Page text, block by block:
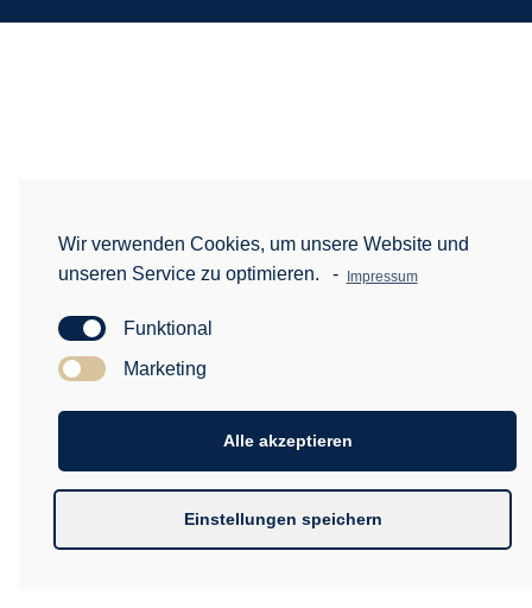
Wir verwenden Cookies, um unsere Website und
unseren Service zu optimieren.
- Impressum
Funktional
Marketing
Alle akzeptieren
Einstellungen speichern